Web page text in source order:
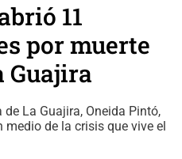
11
por muerte
Guajira
La Guajira, Oneida Pintó,
medio de la crisis que vive el